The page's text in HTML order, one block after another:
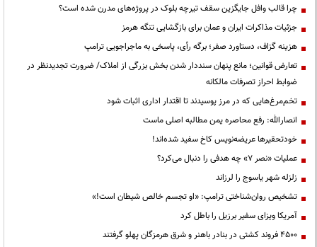
چرا قالب وافل جایگزین سقف تیرچه بلوک در پروژه‌های مدرن شده است؟
جزئیات مذاکرات ایران و عمان برای بازگشایی تنگه هرمز
هزینه گزاف، دستاورد صفر؛ برگه رأی، پاسخی به ماجراجویی ترامپ
تعارض قوانین؛ مانع پنهان سنددار شدن بخش بزرگی از املاک/ ضرورت تجدیدنظر در
ضوابط احراز تصرفات مالکانه
تخم‌مرغ‌هایی که در مرز پوسیدند تا اقتدار اداری اثبات شود
انصارالله: رفع محاصره یمن مطالبه اصلی ماست
خودتحقیرها عریضه‌نویس کاخ سفید شده‌اند!
عملیات «نصر ۷» چه هدفی را دنبال می‌کرد؟
زلزله شهر یاسوج را لرزاند
تشخیص روان‌شناختی ترامپ: «او تجسم خالص شیطان است!»
آمریکا ویزای سفیر برزیل را باطل کرد
۴۵۰۰ فروند کشتی در بنادر باهنر و شرق هرمزگان پهلو گرفتند